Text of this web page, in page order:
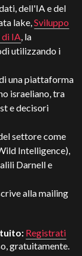
dell'IA e del
lake,Sviluppo
IA, la
utilizzando i
una piattaforma
israeliano, tra
e decisori
settore come
Intelligence),
Darnell e
alla mailing
Registrati
gratuitamente.